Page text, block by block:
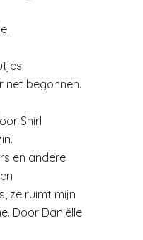
net begonnen.
Shirl
en andere
ze ruimt mijn
Door Daniëlle